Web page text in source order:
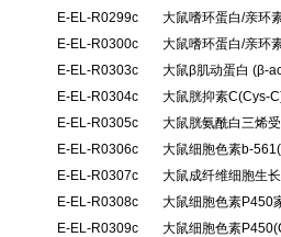
E-EL-R0299c
大鼠嗜环蛋白/亲环
E-EL-R0300c
大鼠嗜环蛋白/亲环
E-EL-R0303c
大鼠β肌动蛋白 (β-
E-EL-R0304c
大鼠胱抑素C(Cys-
E-EL-R0305c
大鼠胱氨酰白三烯
E-EL-R0306c
大鼠细胞色素b-
E-EL-R0307c
大鼠成纤维细胞生
E-EL-R0308c
大鼠细胞色素P450
E-EL-R0309c
大鼠细胞色素